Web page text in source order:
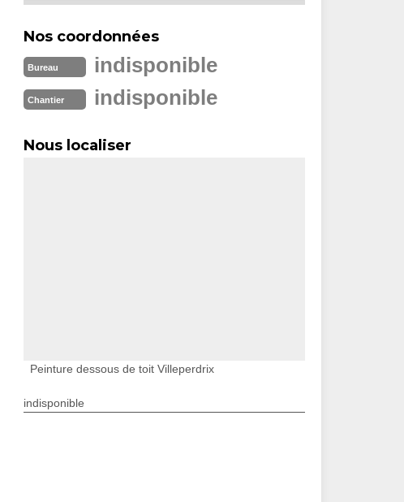
Nos coordonnées
Bureau indisponible
Chantier indisponible
Nous localiser
Peinture dessous de toit Villeperdrix
indisponible